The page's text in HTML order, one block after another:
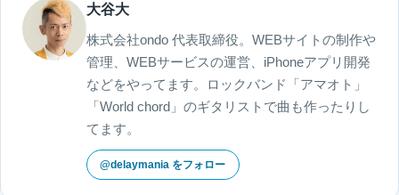
大谷大
株式会社ondo 代表取締役。WEBサイトの制作や
管理、WEBサービスの運営、iPhoneアプリ開発
などをやってます。ロックバンド「アマオト」
「World chord」のギタリストで曲も作ったりし
てます。
@delaymania をフォロー